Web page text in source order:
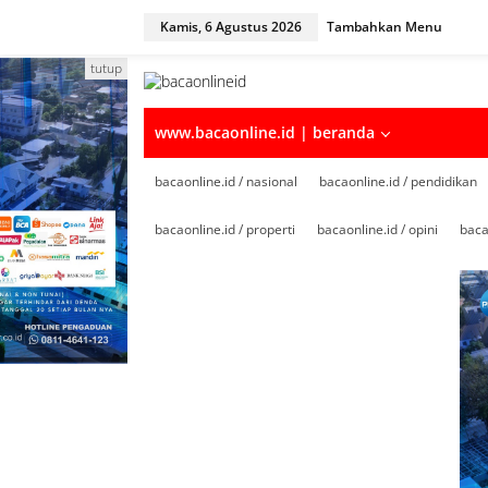
Kamis, 6 Agustus 2026 Tambahkan Menu
www.bacaonline.id | beranda
bacaonline.id / nasional bacaonline.id / pendidikan
bacaonline.id / properti bacaonline.id / opini
tutup